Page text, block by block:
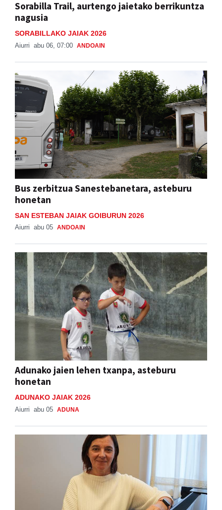
Sorabilla Trail, aurtengo jaietako berrikuntza
nagusia
SORABILLAKO JAIAK 2026
Aiurri abu 06, 07:00 ANDOAIN
Bus zerbitzua Sanestebanetara, asteburu
honetan
SAN ESTEBAN JAIAK GOIBURUN 2026
Aiurri abu 05 ANDOAIN
Adunako jaien lehen txanpa, asteburu
honetan
ADUNAKO JAIAK 2026
Aiurri abu 05 ADUNA